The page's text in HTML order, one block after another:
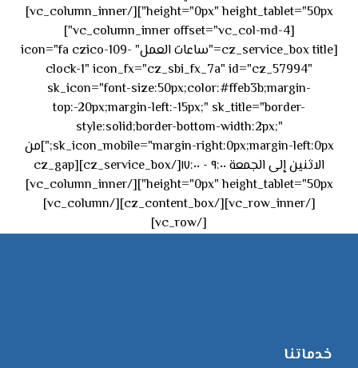
height="0px" height_tablet="50px"][/vc_column_inner]
[vc_column_inner offset="vc_col-md-4"]
[cz_service_box title="ساعات العمل" icon="fa czico-109-
clock-1" icon_fx="cz_sbi_fx_7a" id="cz_57994"
sk_icon="font-size:50px;color:#ffeb3b;margin-
top:-20px;margin-left:-15px;" sk_title="border-
style:solid;border-bottom-width:2px;"
sk_icon_mobile="margin-right:0px;margin-left:0px;"]من
الاثنين إلى الجمعة ٩:٠٠ - ١٧:٠٠[/cz_service_box][cz_gap
height="0px" height_tablet="50px"][/vc_column_inner]
[/vc_row_inner][/cz_content_box][/vc_column]
[/vc_row]
خدماتنا